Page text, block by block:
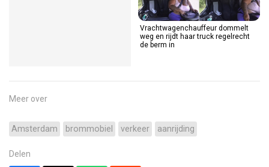
Vrachtwagenchauffeur dommelt
weg en rijdt haar truck regelrecht
de berm in
Meer over
Amsterdam brommobiel verkeer aanrijding
Delen